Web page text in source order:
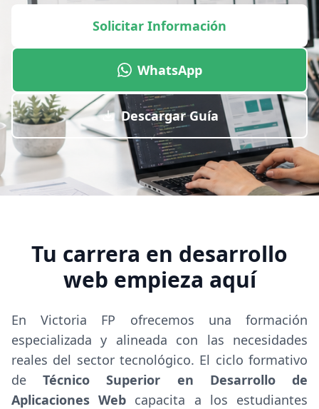
Solicitar Información
WhatsApp
Descargar Guía
Tu carrera en desarrollo
web empieza aquí
En Victoria FP ofrecemos una formación
especializada y alineada con las necesidades
reales del sector tecnológico. El ciclo formativo
deTécnico Superior en Desarrollo de
Aplicaciones Web capacita a los estudiantes